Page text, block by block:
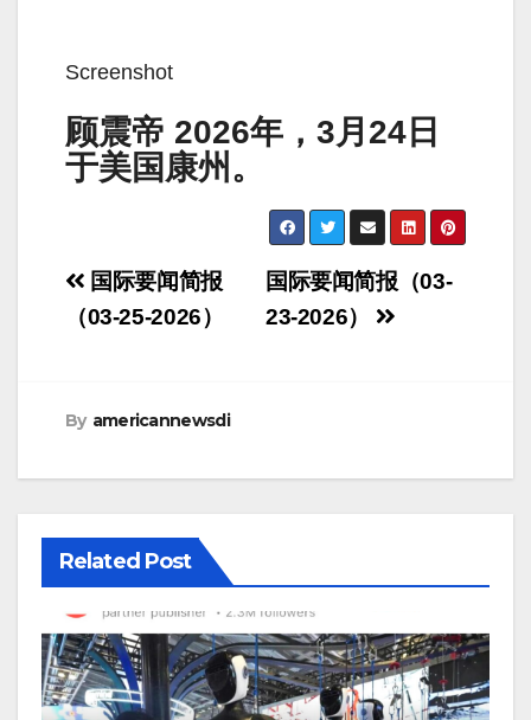
Screenshot
顾震帝 2026年，3月24日
于美国康州。
Post
navigation
国际要闻简报（03-
23-2026）
国际要闻简报
（03-25-2026）
By americannewsdi
Related Post